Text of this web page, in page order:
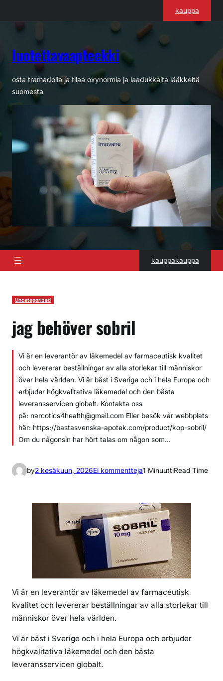
kauppa
luotettavaapteekki
osta tramadolia ja tilaa oxynormia ja laadukkaita lääkkeitä
suomesta
kauppakauppa
Uncategorized
jag behöver sobril
Vi är en leverantör av läkemedel av farmaceutisk kvalitet
och levererar beställningar av alla storlekar till människor
över hela världen. Vi är bäst i Sverige och i hela Europa och
erbjuder högkvalitativa läkemedel och den bästa
leveransservicen globalt. Kontakta oss
på: narcotics4health@gmail.com Eller besök vår webbplats
här: https://bastasvenska-apotek.com/product/kop-sobril/
Om du någonsin har hört talas om någon som…
by2 kesäkuun, 2026Ei kommenttejaa
i
k
e
i
i
n
b
e
1 MinuuttiRead Time
Vi är en leverantör av läkemedel av farmaceutisk
kvalitet och levererar beställningar av alla storlekar till
människor över hela världen.
Vi är bäst i Sverige och i hela Europa och erbjuder
högkvalitativa läkemedel och den bästa
leveransservicen globalt.